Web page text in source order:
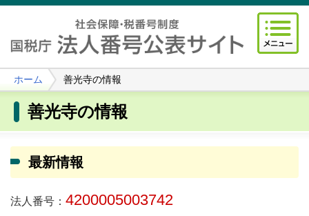
ホーム 善光寺の情報
善光寺の情報
最新情報
法人番号： 4200005003742